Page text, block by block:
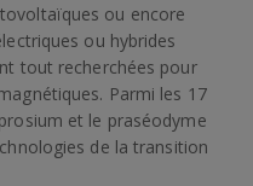
ou encore
ou hybrides
tout recherchées pour
Parmi les 17
et le praséodyme
de la transition